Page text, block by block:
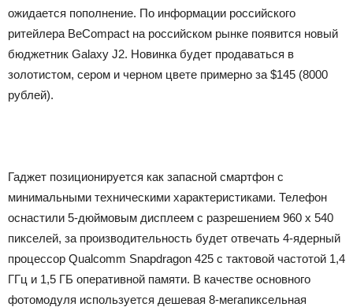
ожидается пополнение. По информации российского
ритейлера BeCompact на российском рынке появится новый
бюджетник Galaxy J2. Новинка будет продаваться в
золотистом, сером и черном цвете примерно за $145 (8000
рублей).
Гаджет позиционируется как запасной смартфон с
минимальными техническими характеристиками. Телефон
оснастили 5-дюймовым дисплеем с разрешением 960 x 540
пикселей, за производительность будет отвечать 4-ядерный
процессор Qualcomm Snapdragon 425 с тактовой частотой 1,4
ГГц и 1,5 ГБ оперативной памяти. В качестве основного
фотомодуля используется дешевая 8-мегапиксельная